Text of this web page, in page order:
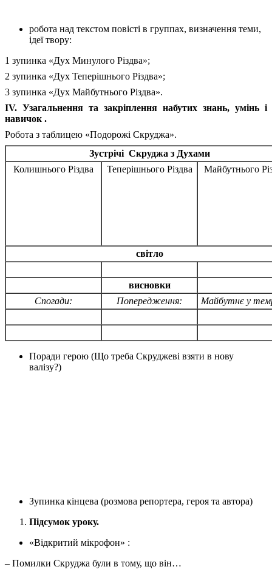
робота над текстом повісті в группах, визначення теми,
ідеї твору:
1 зупинка «Дух Минулого Різдва»;
2 зупинка «Дух Теперішнього Різдва»;
3 зупинка «Дух Майбутнього Різдва».
ІV. Узагальнення та закріплення набутих знань, умінь і
навичок .
Робота з таблицею «Подорожі Скруджа».
Зустрічі Скруджа з Духами
Колишнього Різдва
Теперішнього Різдва Майбутнього
світло
висновки
Спогади:
Попередження: Майбутнє у
Поради герою (Що треба Скруджеві взяти в нову
валізу?)
Зупинка кінцева (розмова репортера, героя та автора)
Підсумок уроку.
«Відкритий мікрофон» :
– Помилки Скруджа були в тому, що він…